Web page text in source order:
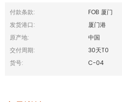
付款条款:
FOB 厦门
发货港口:
厦门港
原产地:
中国
交付周期:
30天T0
货号:
C-04